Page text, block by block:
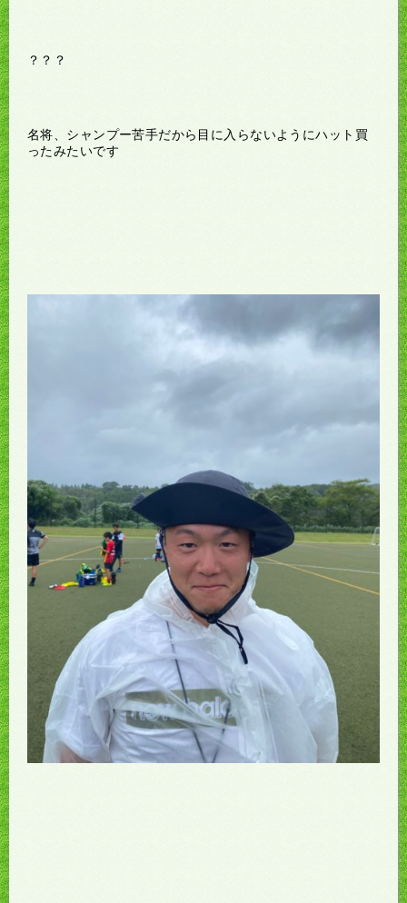
？？？
名将、シャンプー苦手だから目に入らないようにハット買
ったみたいです